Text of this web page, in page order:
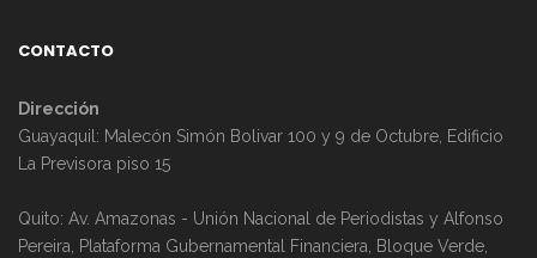
CONTACTO
Dirección
Guayaquil: Malecón Simón Bolivar 100 y 9 de Octubre, Edificio
La Previsora piso 15
Quito: Av. Amazonas - Unión Nacional de Periodistas y Alfonso
Pereira, Plataforma Gubernamental Financiera, Bloque Verde,